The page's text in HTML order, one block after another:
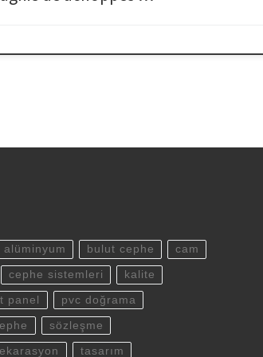
alüminyum bulut cephe cam
cephe sistemleri kalite
panel pvc doğrama
sözleşme
tasarım